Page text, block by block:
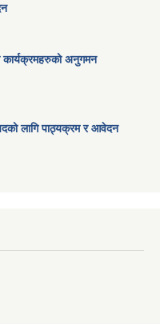
कार्यक्रमहरुको अनुगमन
लागि पाठ्यक्रम र आवेदन